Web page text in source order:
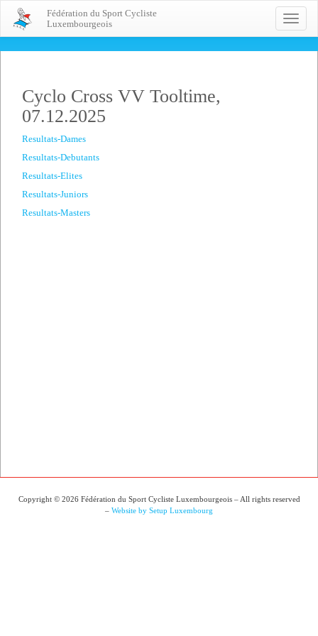
Toggle
Fédération du Sport Cycliste
Luxembourgeois
Cyclo Cross VV Tooltime,
07.12.2025
Resultats-Dames
Resultats-Debutants
Resultats-Elites
Resultats-Juniors
Resultats-Masters
Copyright © 2026 Fédération du Sport Cycliste Luxembourgeois – All rights reserved
– Website by Setup Luxembourg